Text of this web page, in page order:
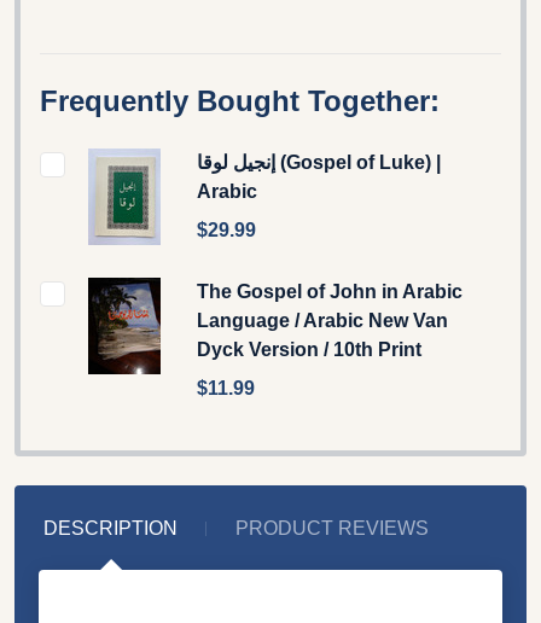
Frequently Bought Together:
إنجيل لوقا (Gospel of Luke) |
Arabic
$29.99
The Gospel of John in Arabic
Language / Arabic New Van
Dyck Version / 10th Print
$11.99
DESCRIPTION PRODUCT REVIEWS